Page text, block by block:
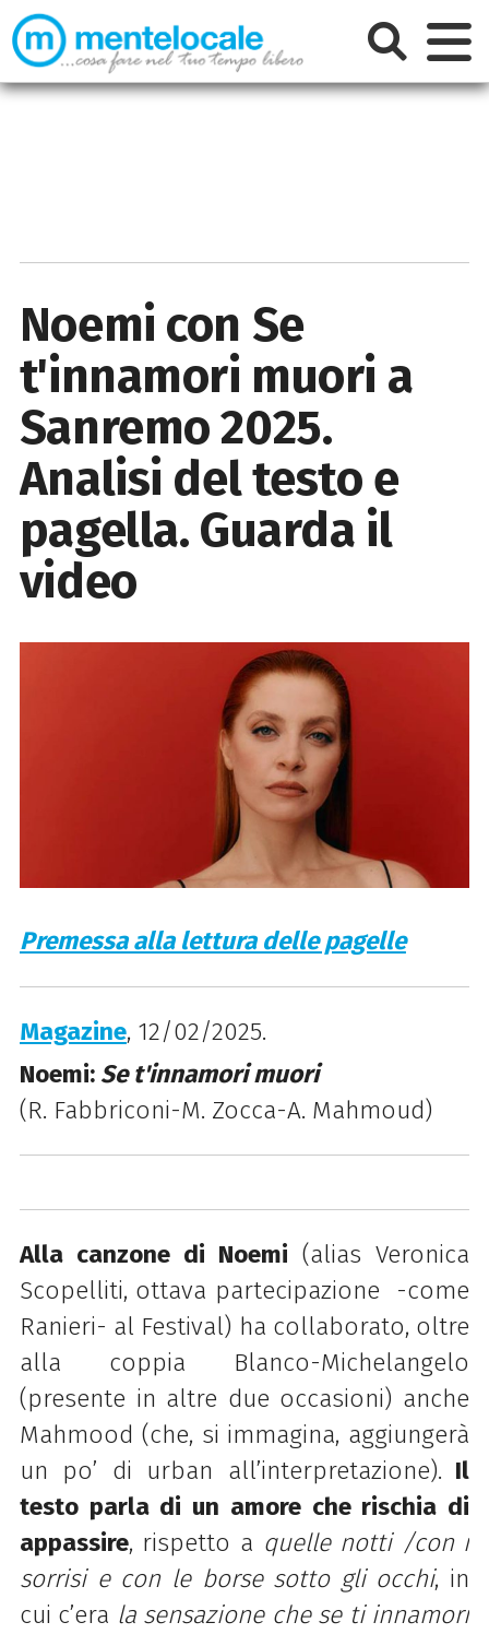
Noemi con Se
t'innamori muori a
Sanremo 2025.
Analisi del testo e
pagella. Guarda il
video
Premessa alla lettura delle pagelle
Magazine, 12/02/2025.
Noemi: Se t'innamori muori
(R. Fabbriconi-M. Zocca-A. Mahmoud)
Alla canzone di Noemi (alias Veronica
Scopelliti, ottava partecipazione -come
Ranieri- al Festival) ha collaborato, oltre
alla coppia Blanco-Michelangelo
(presente in altre due occasioni) anche
Mahmood (che, si immagina, aggiungerà
un po’ di urban all’interpretazione). Il
testo parla di un amore che rischia di
appassire, rispetto a quelle notti /con i
sorrisi e con le borse sotto gli occhi, in
cui c’era la sensazione che se ti innamori